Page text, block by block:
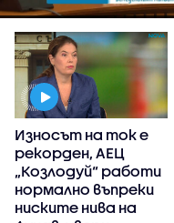
Износът на ток е
рекорден, АЕЦ
„Козлодуй“ работи
нормално въпреки
ниските нива на